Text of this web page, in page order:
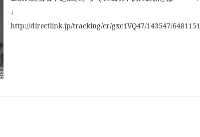
↓
http://directlink.jp/tracking/cr/gxc1VQ47/143547/6481151